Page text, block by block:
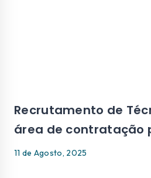
Recrutamento de
área de contratação
11 de Agosto, 2025